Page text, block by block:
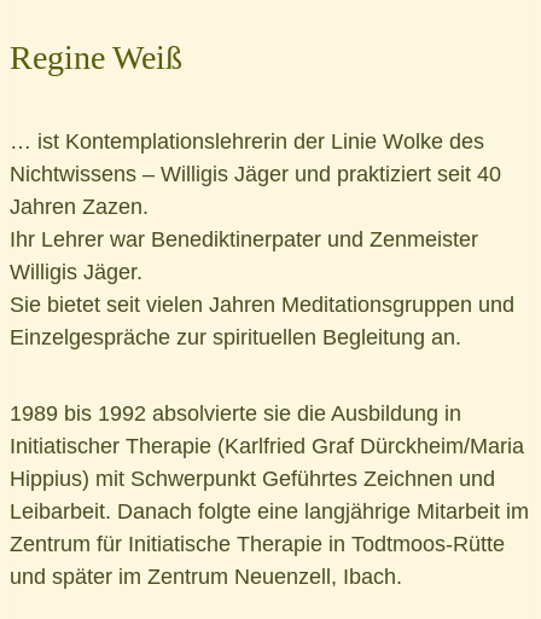
Regine Weiß
… ist Kontemplationslehrerin der Linie Wolke des
Nichtwissens – Willigis Jäger und praktiziert seit 40
Jahren Zazen.
Ihr Lehrer war Benediktinerpater und Zenmeister
Willigis Jäger.
Sie bietet seit vielen Jahren Meditationsgruppen und
Einzelgespräche zur spirituellen Begleitung an.
1989 bis 1992 absolvierte sie die Ausbildung in
Initiatischer Therapie (Karlfried Graf Dürckheim/Maria
Hippius) mit Schwerpunkt Geführtes Zeichnen und
Leibarbeit. Danach folgte eine langjährige Mitarbeit im
Zentrum für Initiatische Therapie in Todtmoos-Rütte
und später im Zentrum Neuenzell, Ibach.